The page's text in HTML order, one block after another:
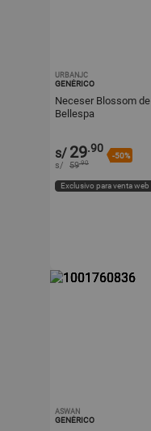
URBANJC
GENÉRICO
Neceser Blossom de
Bellespa
s/ 29.90
-50%
s/ 59.90
Exclusivo para venta web
ASWAN
GENÉRICO